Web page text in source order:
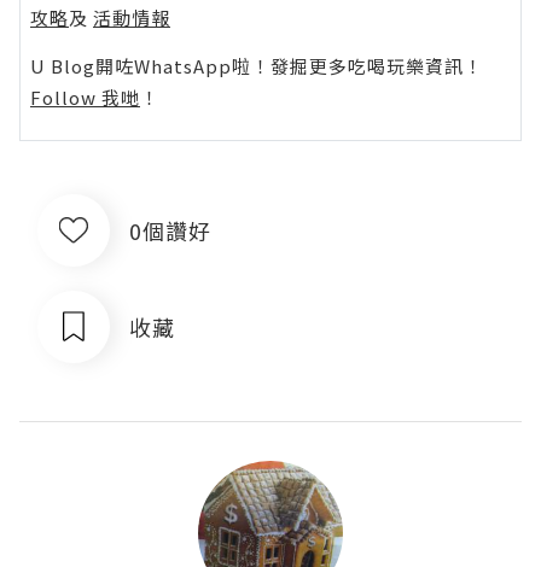
攻略及 活動情報
U Blog開咗WhatsApp啦！發掘更多吃喝玩樂資訊！
Follow 我哋 ！
0個讚好
收藏